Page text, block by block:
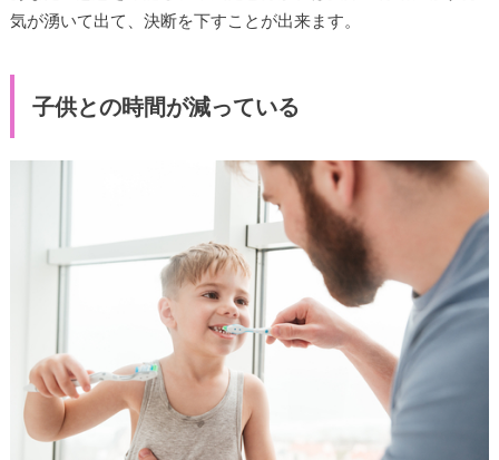
気が湧いて出て、決断を下すことが出来ます。
子供との時間が減っている